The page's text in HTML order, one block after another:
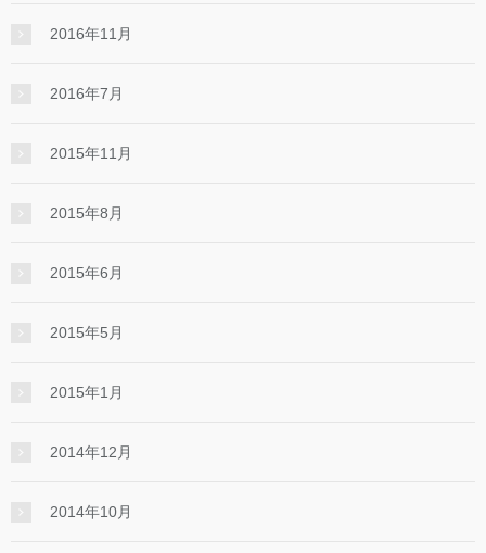
2016年11月
2016年7月
2015年11月
2015年8月
2015年6月
2015年5月
2015年1月
2014年12月
2014年10月